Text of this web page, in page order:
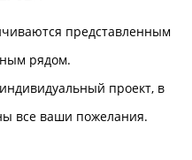
представленным
рядом.
проект, в
все ваши пожелания.